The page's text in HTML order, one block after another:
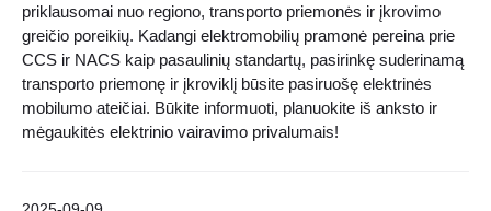
priklausomai nuo regiono, transporto priemonės ir įkrovimo
greičio poreikių. Kadangi elektromobilių pramonė pereina prie
CCS ir NACS kaip pasaulinių standartų, pasirinkę suderinamą
transporto priemonę ir įkroviklį būsite pasiruošę elektrinės
mobilumo ateičiai. Būkite informuoti, planuokite iš anksto ir
mėgaukitės elektrinio vairavimo privalumais!